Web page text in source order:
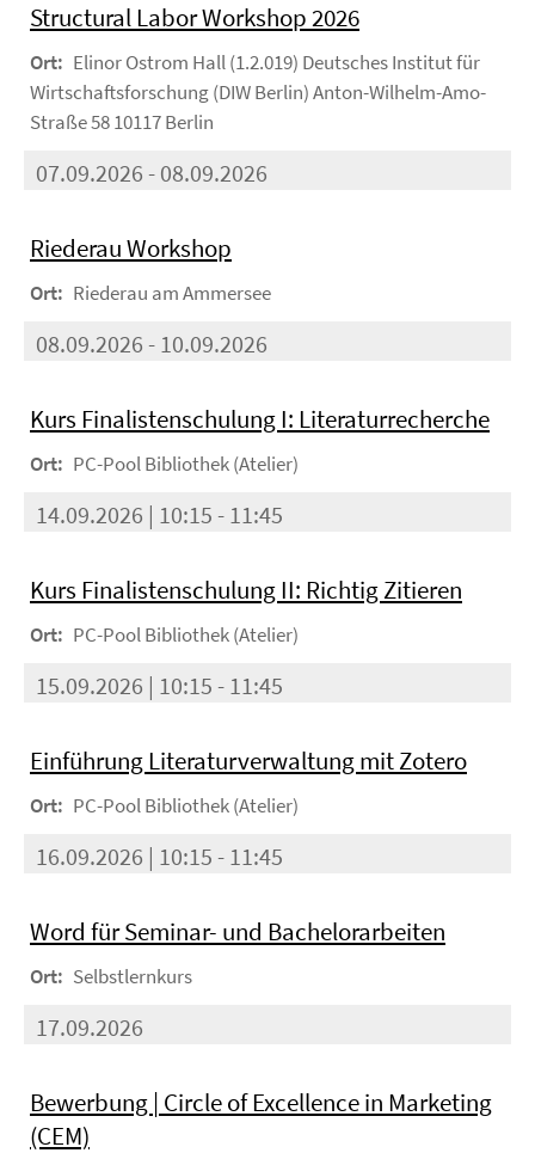
Structural Labor Workshop 2026
Ort: Elinor Ostrom Hall (1.2.019) Deutsches Institut für
Wirtschaftsforschung (DIW Berlin) Anton-Wilhelm-Amo-
Straße 58 10117 Berlin
07.09.2026 - 08.09.2026
Riederau Workshop
Ort: Riederau am Ammersee
08.09.2026 - 10.09.2026
Kurs Finalistenschulung I: Literaturrecherche
Ort: PC-Pool Bibliothek (Atelier)
14.09.2026 | 10:15 - 11:45
Kurs Finalistenschulung II: Richtig Zitieren
Ort: PC-Pool Bibliothek (Atelier)
15.09.2026 | 10:15 - 11:45
Einführung Literaturverwaltung mit Zotero
Ort: PC-Pool Bibliothek (Atelier)
16.09.2026 | 10:15 - 11:45
Word für Seminar- und Bachelorarbeiten
Ort: Selbstlernkurs
17.09.2026
Bewerbung | Circle of Excellence in Marketing
(CEM)